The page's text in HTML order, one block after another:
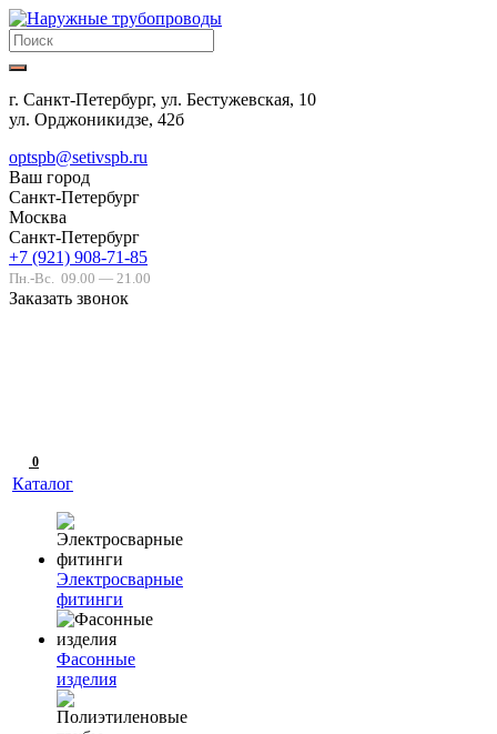
г. Санкт-Петербург, ул. Бестужевская, 10
ул. Орджоникидзе, 42б
optspb@setivspb.ru
Ваш город
Санкт-Петербург
Москва
Санкт-Петербург
+7 (921) 908-71-85
Пн.-Вс. 09.00 — 21.00
Заказать звонок
0
Каталог
Электросварные
фитинги
Фасонные
изделия